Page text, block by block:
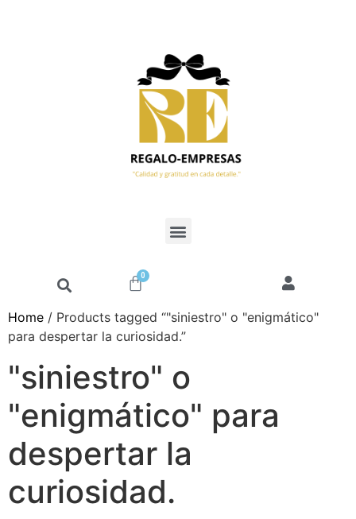
0
Home / Products tagged “"siniestro" o "enigmático"
para despertar la curiosidad.”
"siniestro" o
"enigmático" para
despertar la
curiosidad.